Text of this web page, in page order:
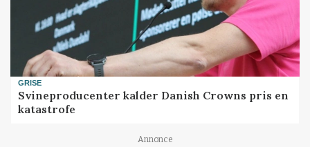
GRISE
Svineproducenter kalder Danish Crowns pris en
katastrofe
Annonce